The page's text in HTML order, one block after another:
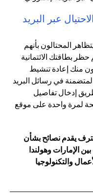
عبر البريد
المحتالون بأنهم
بطاقتك الائتمانية
منك إعادة تنشيط
في رسائل البريد
إدخال تفاصيل
لمرة واحدة على موقع
يقدم نصائح بشأن
الإمارات وهولندا
والتكنولوجيا